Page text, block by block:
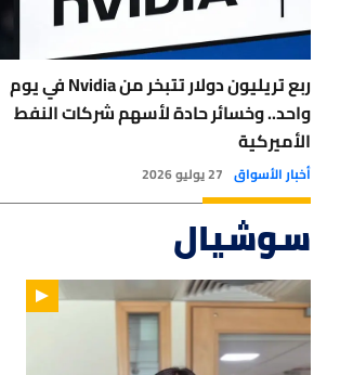
ربع تريليون دولار تتبخر من Nvidia في يوم
واحد.. وخسائر حادة لأسهم شركات النفط
الأميركية
أخبار الأسواق 27 يوليو 2026
سوشيال